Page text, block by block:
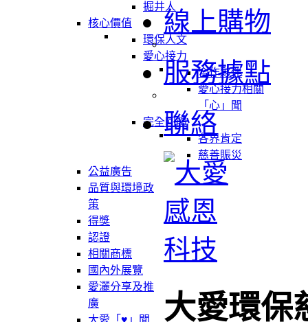
掘井人
核心價值
環保人文
愛心接力
合作夥伴
愛心接力相關
「心」聞
完全回饋
各界肯定
慈善賑災
公益廣告
品質與環境政
策
得獎
認證
相關商標
國內外展覽
愛灑分享及推
廣
大愛「♥」聞
線上購物
服務據點
聯絡
大愛環保